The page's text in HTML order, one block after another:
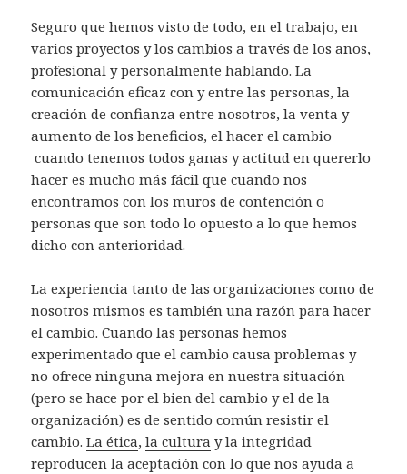
Seguro que hemos visto de todo, en el trabajo, en
varios proyectos y los cambios a través de los años,
profesional y personalmente hablando. La
comunicación eficaz con y entre las personas, la
creación de confianza entre nosotros, la venta y
aumento de los beneficios, el hacer el cambio
cuando tenemos todos ganas y actitud en quererlo
hacer es mucho más fácil que cuando nos
encontramos con los muros de contención o
personas que son todo lo opuesto a lo que hemos
dicho con anterioridad.
La experiencia tanto de las organizaciones como de
nosotros mismos es también una razón para hacer
el cambio. Cuando las personas hemos
experimentado que el cambio causa problemas y
no ofrece ninguna mejora en nuestra situación
(pero se hace por el bien del cambio y el de la
organización) es de sentido común resistir el
cambio.La ética,la cultura y la integridad
reproducen la aceptación con lo que nos ayuda a